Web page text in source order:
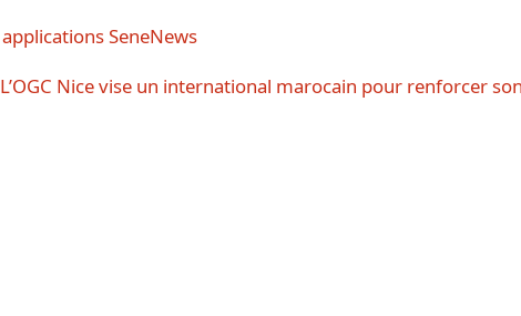
L’OGC Nice vise un international marocain pour renforcer